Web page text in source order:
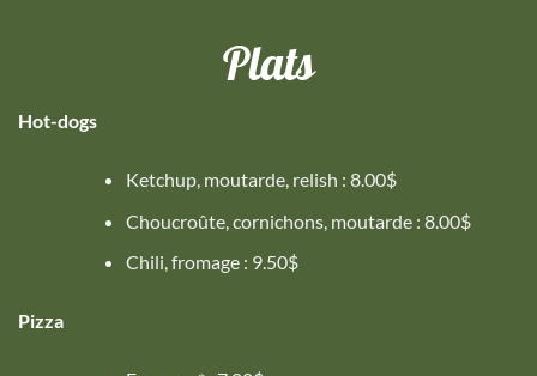
Plats
Hot-dogs
Ketchup, moutarde, relish : 8.00$
Choucroûte, cornichons, moutarde : 8.00$
Chili, fromage : 9.50$
Pizza